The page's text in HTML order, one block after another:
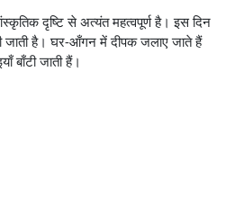
दृष्टि से अत्यंत महत्वपूर्ण है। इस दिन
जाती है। घर-आँगन में दीपक जलाए जाते हैं
बाँटी जाती हैं।